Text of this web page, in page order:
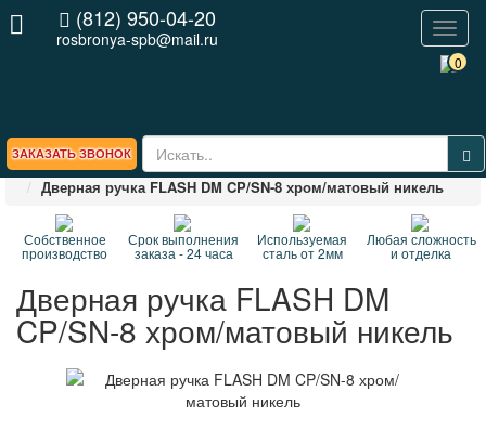
ЗАКАЗАТЬ ЗВОНОК
0
(812) 950-04-20
rosbronya-spb@mail.ru
Главная СП
Дверные ручки
Дверная ручка FLASH DM CP/SN-8 хром/матовый никель
Собственное
производство
Срок выполнения
заказа - 24 часа
Используемая
сталь от 2мм
Любая сложность
и отделка
Дверная ручка FLASH DM
CP/SN-8 хром/матовый никель